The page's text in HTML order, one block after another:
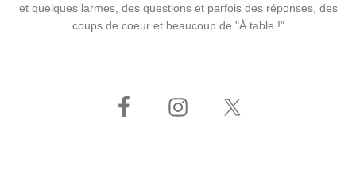
et quelques larmes, des questions et parfois des réponses, des
coups de coeur et beaucoup de "À table !"